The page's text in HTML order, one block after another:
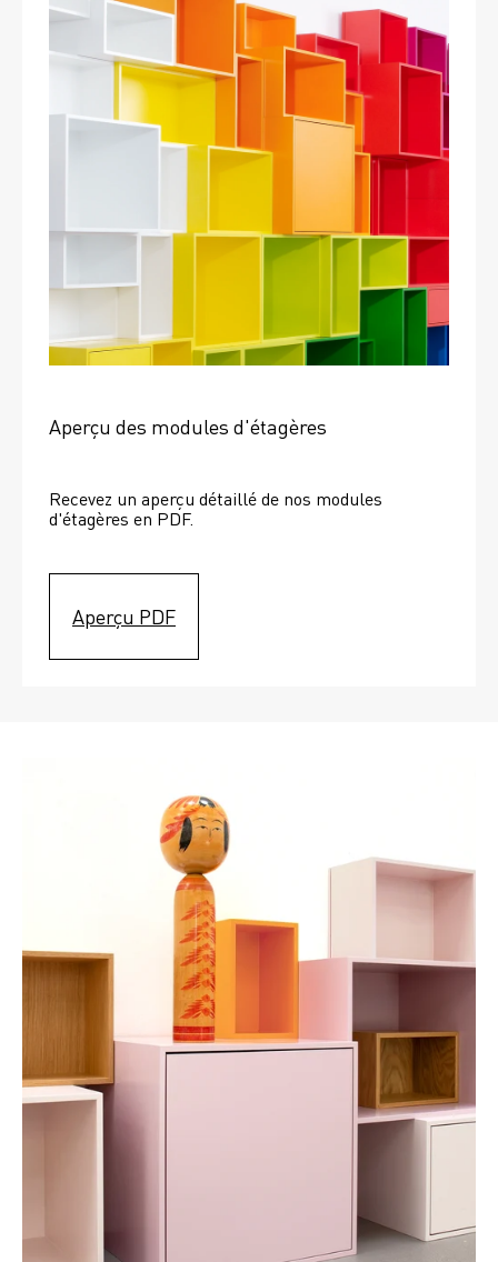
Aperçu des modules d'étagères
Recevez un aperçu détaillé de nos modules
d'étagères en PDF.
Aperçu PDF